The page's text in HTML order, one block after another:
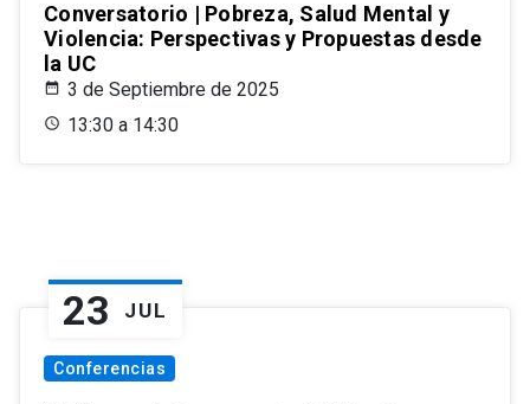
Conversatorio | Pobreza, Salud Mental y
Violencia: Perspectivas y Propuestas desde
la UC
3 de Septiembre de 2025
13:30 a 14:30
23 JUL
Conferencias